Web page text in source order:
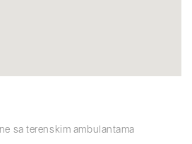
sa terenskim ambulantama